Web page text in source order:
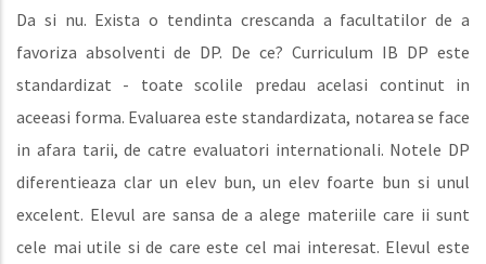
Da si nu. Exista o tendinta crescanda a facultatilor de a
favoriza absolventi de DP. De ce? Curriculum IB DP este
standardizat - toate scolile predau acelasi continut in
aceeasi forma. Evaluarea este standardizata, notarea se face
in afara tarii, de catre evaluatori internationali. Notele DP
diferentieaza clar un elev bun, un elev foarte bun si unul
excelent. Elevul are sansa de a alege materiile care ii sunt
cele mai utile si de care este cel mai interesat. Elevul este